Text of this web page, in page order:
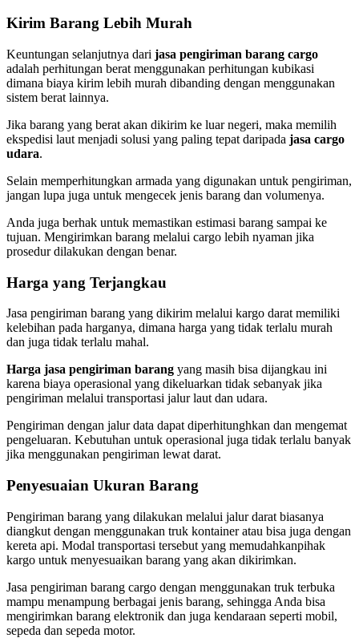
Kirim Barang Lebih Murah
Keuntungan selanjutnya dari jasa pengiriman barang cargo
adalah perhitungan berat menggunakan perhitungan kubikasi
dimana biaya kirim lebih murah dibanding dengan menggunakan
sistem berat lainnya.
Jika barang yang berat akan dikirim ke luar negeri, maka memilih
ekspedisi laut menjadi solusi yang paling tepat daripada jasa cargo
udara.
Selain memperhitungkan armada yang digunakan untuk pengiriman,
jangan lupa juga untuk mengecek jenis barang dan volumenya.
Anda juga berhak untuk memastikan estimasi barang sampai ke
tujuan. Mengirimkan barang melalui cargo lebih nyaman jika
prosedur dilakukan dengan benar.
Harga yang Terjangkau
Jasa pengiriman barang yang dikirim melalui kargo darat memiliki
kelebihan pada harganya, dimana harga yang tidak terlalu murah
dan juga tidak terlalu mahal.
Harga jasa pengiriman barang yang masih bisa dijangkau ini
karena biaya operasional yang dikeluarkan tidak sebanyak jika
pengiriman melalui transportasi jalur laut dan udara.
Pengiriman dengan jalur data dapat diperhitunghkan dan mengemat
pengeluaran. Kebutuhan untuk operasional juga tidak terlalu banyak
jika menggunakan pengiriman lewat darat.
Penyesuaian Ukuran Barang
Pengiriman barang yang dilakukan melalui jalur darat biasanya
diangkut dengan menggunakan truk kontainer atau bisa juga dengan
kereta api. Modal transportasi tersebut yang memudahkanpihak
kargo untuk menyesuaikan barang yang akan dikirimkan.
Jasa pengiriman barang cargo dengan menggunakan truk terbuka
mampu menampung berbagai jenis barang, sehingga Anda bisa
mengirimkan barang elektronik dan juga kendaraan seperti mobil,
sepeda dan sepeda motor.